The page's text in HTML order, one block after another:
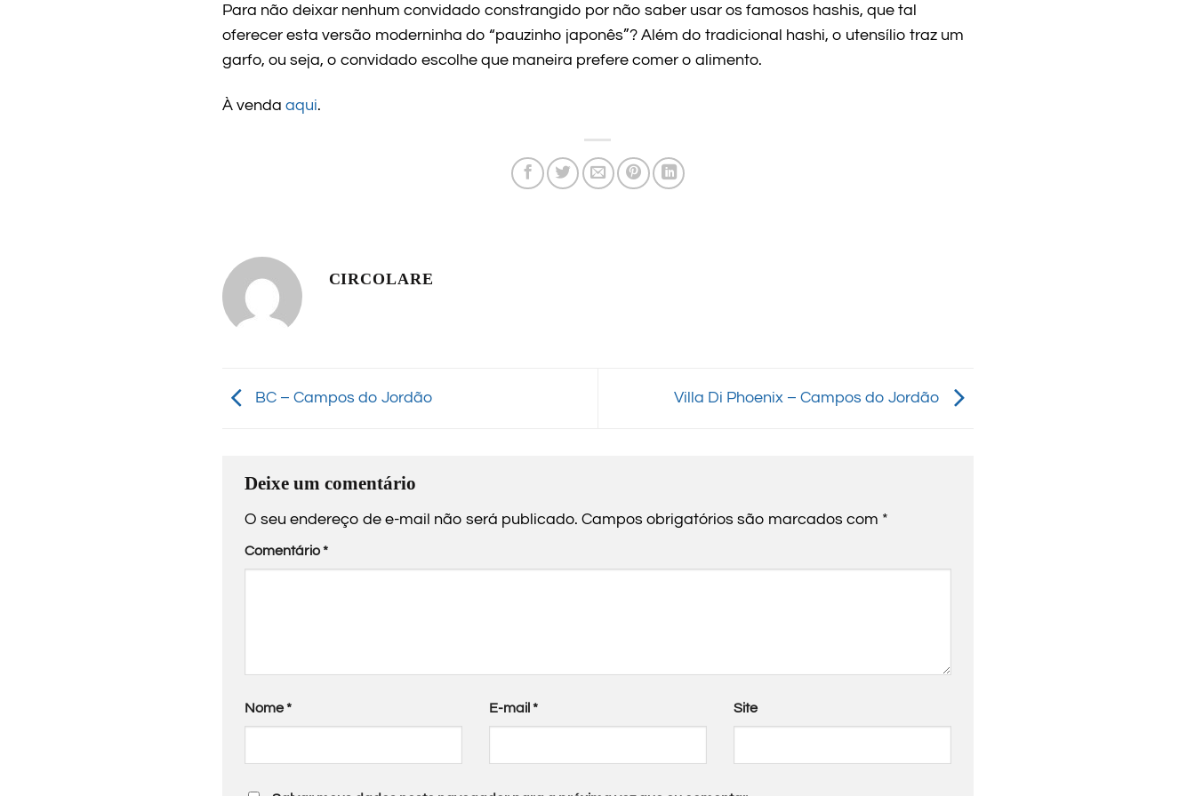
Para não deixar nenhum convidado constrangido por não saber usar os famosos hashis, que tal
oferecer esta versão moderninha do “pauzinho japonês”? Além do tradicional hashi, o utensílio traz um
garfo, ou seja, o convidado escolhe que maneira prefere comer o alimento.
À venda aqui.
CIRCOLARE
BC – Campos do Jordão Villa Di Phoenix – Campos do Jordão
Deixe um comentário
O seu endereço de e-mail não será publicado. Campos obrigatórios são marcados com *
Comentário*
Nome* E-mail * Site